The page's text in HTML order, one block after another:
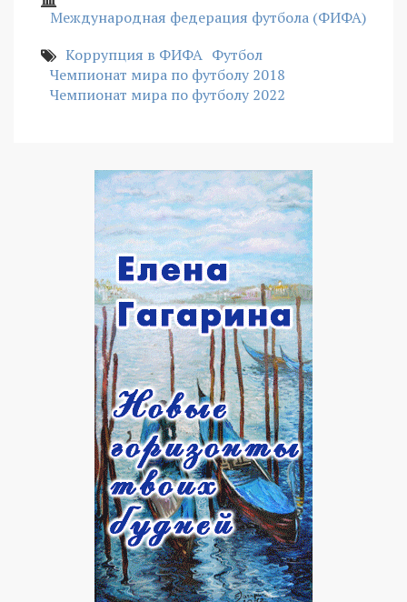
Международная федерация футбола (ФИФА)
Коррупция в ФИФА Футбол
Чемпионат мира по футболу 2018
Чемпионат мира по футболу 2022